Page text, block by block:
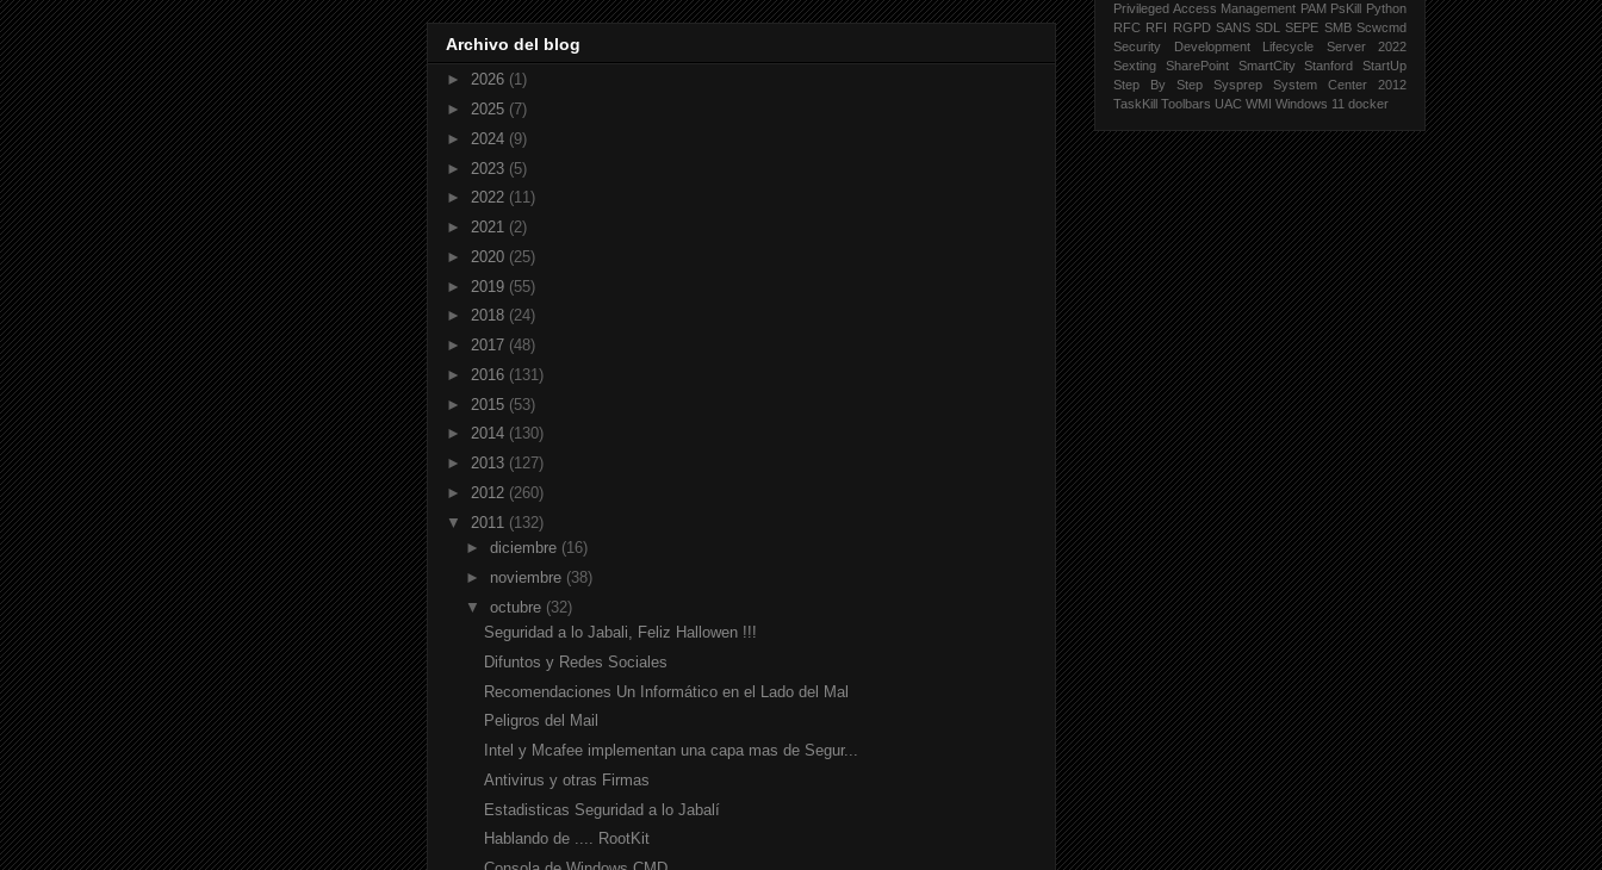
Archivo del blog
► 2026 (1)
► 2025 (7)
► 2024 (9)
► 2023 (5)
► 2022 (11)
► 2021 (2)
► 2020 (25)
► 2019 (55)
► 2018 (24)
► 2017 (48)
► 2016 (131)
► 2015 (53)
► 2014 (130)
► 2013 (127)
► 2012 (260)
▼ 2011 (132)
► diciembre (16)
► noviembre (38)
▼ octubre (32)
Seguridad a lo Jabali, Feliz Hallowen !!!
Difuntos y Redes Sociales
Recomendaciones Un Informático en el Lado del Mal
Peligros del Mail
Intel y Mcafee implementan una capa mas de Segur...
Antivirus y otras Firmas
Estadisticas Seguridad a lo Jabalí
Hablando de .... RootKit
Privileged Access Management PAM PsKill Python
RFC RFI RGPD SANS SDL SEPE SMB Scwcmd
Security Development Lifecycle
Server 2022
Sexting
SharePoint SmartCity Stanford
StartUp
Step By Step
Sysprep
System Center 2012
TaskKill Toolbars UAC WMI Windows 11 docker